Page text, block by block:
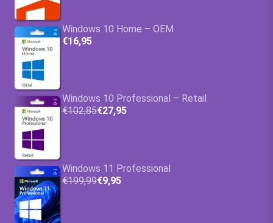
Windows 10 Home – OEM
€16,95
Windows 10 Professional – Retail
€102,85€27,95
Windows 11 Professional
€199,99€9,95